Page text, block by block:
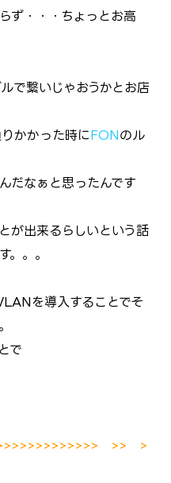
ず・・・ちょっとお高
で繋いじゃおうかとお店
かかった時にFONのル
だなぁと思ったんです
が出来るらしいという話
。。。
を導入することでそ
で
機 →
>> >